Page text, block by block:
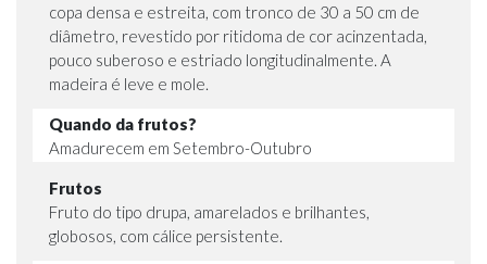
copa densa e estreita, com tronco de 30 a 50 cm de
diâmetro, revestido por ritidoma de cor acinzentada,
pouco suberoso e estriado longitudinalmente. A
madeira é leve e mole.
Quando da frutos?
Amadurecem em Setembro-Outubro
Frutos
Fruto do tipo drupa, amarelados e brilhantes,
globosos, com cálice persistente.